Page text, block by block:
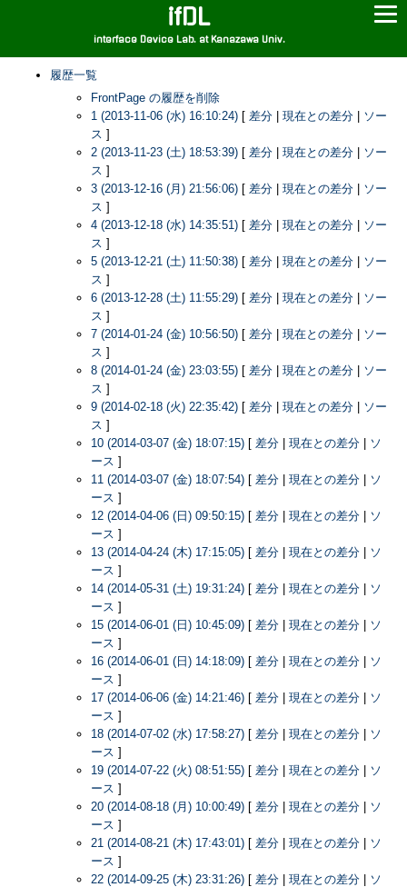
ifDL
interface Device Lab. at Kanazawa Univ.
履歴一覧
FrontPage の履歴を削除
1 (2013-11-06 (水) 16:10:24) [ 差分 現在との差分
ソー
ス ]
2 (2013-11-23 (土) 18:53:39) [ 差分 現在との差分
ソー
ス ]
3 (2013-12-16 (月) 21:56:06) [ 差分 現在との差分
ソー
ス ]
4 (2013-12-18 (水) 14:35:51) [ 差分 現在との差分
ソー
ス ]
5 (2013-12-21 (土) 11:50:38) [ 差分 現在との差分
ソー
ス ]
6 (2013-12-28 (土) 11:55:29) [ 差分 現在との差分
ソー
ス ]
7 (2014-01-24 (金) 10:56:50) [ 差分 現在との差分
ソー
ス ]
8 (2014-01-24 (金) 23:03:55) [ 差分 現在との差分
ソー
ス ]
9 (2014-02-18 (火) 22:35:42) [ 差分 現在との差分
ソー
ス ]
10 (2014-03-07 (金) 18:07:15) [ 差分 現在との差分
ソ
ース ]
11 (2014-03-07 (金) 18:07:54) [ 差分 現在との差分
ソ
ース ]
12 (2014-04-06 (日) 09:50:15) [ 差分 現在との差分
ソ
ース ]
13 (2014-04-24 (木) 17:15:05) [ 差分 現在との差分
ソ
ース ]
14 (2014-05-31 (土) 19:31:24) [ 差分 現在との差分
ソ
ース ]
15 (2014-06-01 (日) 10:45:09) [ 差分 現在との差分
ソ
ース ]
16 (2014-06-01 (日) 14:18:09) [ 差分 現在との差分
ソ
ース ]
17 (2014-06-06 (金) 14:21:46) [ 差分 現在との差分
ソ
ース ]
18 (2014-07-02 (水) 17:58:27) [ 差分 現在との差分
ソ
ース ]
19 (2014-07-22 (火) 08:51:55) [ 差分 現在との差分
ソ
ース ]
20 (2014-08-18 (月) 10:00:49) [ 差分 現在との差分
ソ
ース ]
21 (2014-08-21 (木) 17:43:01) [ 差分 現在との差分
ソ
ース ]
22 (2014-09-25 (木) 23:31:26) [ 差分 現在との差分
ソ